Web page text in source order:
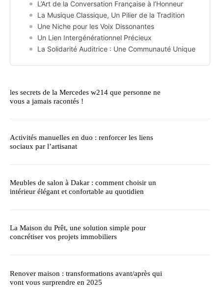
L’Art de la Conversation Française à l’Honneur
La Musique Classique, Un Pilier de la Tradition
Une Niche pour les Voix Dissonantes
Un Lien Intergénérationnel Précieux
La Solidarité Auditrice : Une Communauté Unique
les secrets de la Mercedes w214 que personne ne
vous a jamais racontés !
Activités manuelles en duo : renforcer les liens
sociaux par l’artisanat
Meubles de salon à Dakar : comment choisir un
intérieur élégant et confortable au quotidien
La Maison du Prêt, une solution simple pour
concrétiser vos projets immobiliers
Renover maison : transformations avant/après qui
vont vous surprendre en 2025